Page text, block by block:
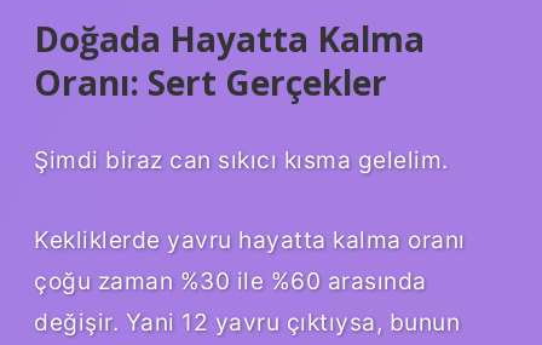
Doğada Hayatta Kalma
Oranı: Sert Gerçekler
Şimdi biraz can sıkıcı kısma gelelim.
Kekliklerde yavru hayatta kalma oranı
çoğu zaman %30 ile %60 arasında
değişir. Yani 12 yavru çıktıysa, bunun